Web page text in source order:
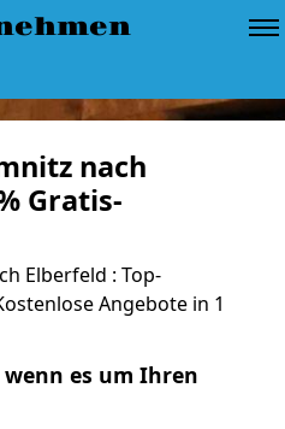
nach
Gratis-
Elberfeld : Top-
Angebote in 1
es um Ihren